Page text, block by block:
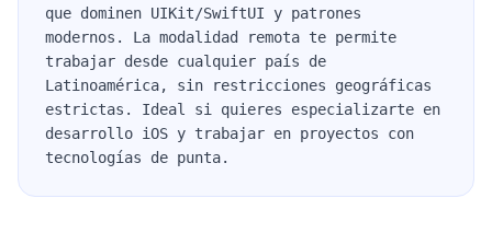
que dominen UIKit/SwiftUI y patrones
modernos. La modalidad remota te permite
trabajar desde cualquier país de
Latinoamérica, sin restricciones geográficas
estrictas. Ideal si quieres especializarte en
desarrollo iOS y trabajar en proyectos con
tecnologías de punta.